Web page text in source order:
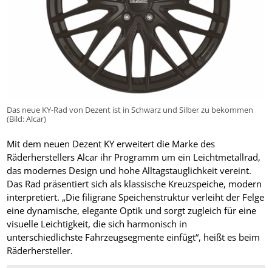
Das neue KY-Rad von Dezent ist in Schwarz und Silber zu bekommen
(Bild: Alcar)
Mit dem neuen Dezent KY erweitert die Marke des
Räderherstellers Alcar ihr Programm um ein Leichtmetallrad,
das modernes Design und hohe Alltagstauglichkeit vereint.
Das Rad präsentiert sich als klassische Kreuzspeiche, modern
interpretiert. „Die filigrane Speichenstruktur verleiht der Felge
eine dynamische, elegante Optik und sorgt zugleich für eine
visuelle Leichtigkeit, die sich harmonisch in
unterschiedlichste Fahrzeugsegmente einfügt“, heißt es beim
Räderhersteller.